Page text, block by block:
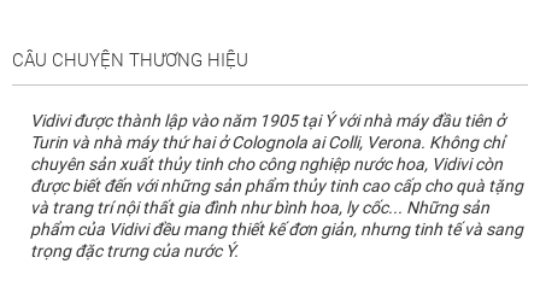
CÂU CHUYỆN THƯƠNG HIỆU
Vidivi được thành lập vào năm 1905 tại Ý với nhà máy đầu tiên ở
Turin và nhà máy thứ hai ở Colognola ai Colli, Verona. Không chỉ
chuyên sản xuất thủy tinh cho công nghiệp nước hoa, Vidivi còn
được biết đến với những sản phẩm thủy tinh cao cấp cho quà tặng
và trang trí nội thất gia đình như bình hoa, ly cốc... Những sản
phẩm của Vidivi đều mang thiết kế đơn giản, nhưng tinh tế và sang
trọng đặc trưng của nước Ý.